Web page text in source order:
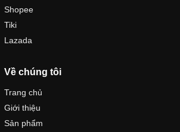
Shopee
Tiki
Lazada
Về chúng tôi
Trang chủ
Giới thiệu
Sản phẩm